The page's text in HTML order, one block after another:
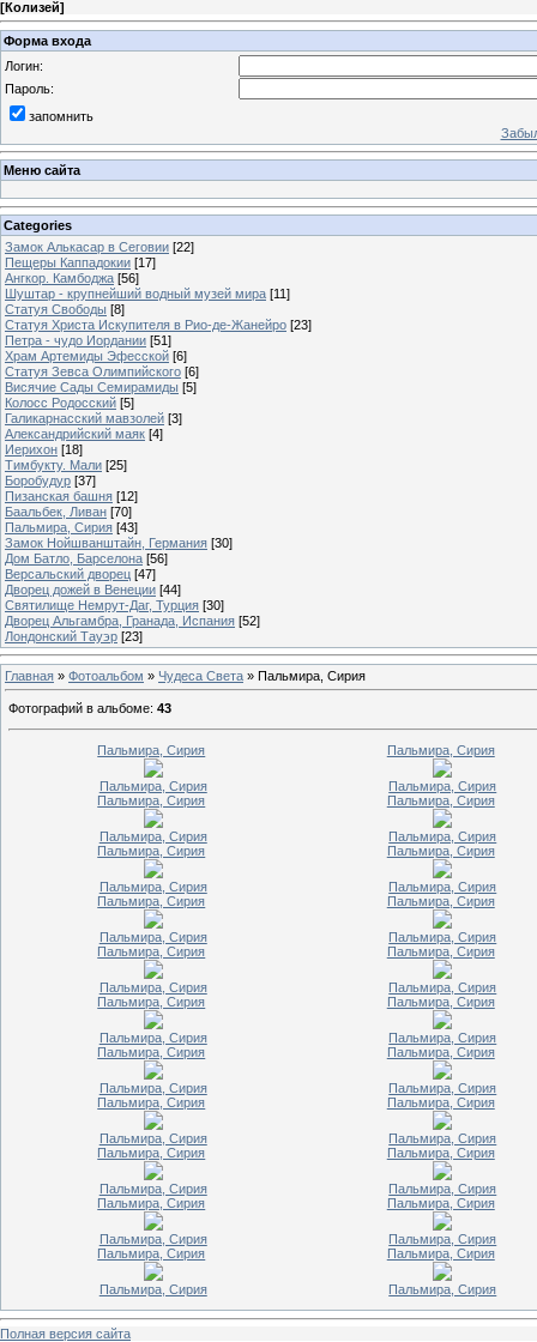
[Колизей]
Форма входа
Логин:
Пароль:
запомнить
Меню сайта
Categories
Замок Алькасар в Сеговии [22]
Пещеры Каппадокии [17]
Ангкор. Камбоджа [56]
Шуштар - крупнейший водный музей мира [11]
Статуя Свободы [8]
Статуя Христа Искупителя в Рио-де-Жанейро [23]
Петра - чудо Иордании [51]
Храм Артемиды Эфесской [6]
Статуя Зевса Олимпийского [6]
Висячие Сады Семирамиды [5]
Колосс Родосский [5]
Галикарнасский мавзолей [3]
Александрийский маяк [4]
Иерихон [18]
Тимбукту. Мали [25]
Боробудур [37]
Пизанская башня [12]
Баальбек, Ливан [70]
Пальмира, Сирия [43]
Замок Нойшванштайн, Германия [30]
Дом Батло, Барселона [56]
Версальский дворец [47]
Дворец дожей в Венеции [44]
Святилище Немрут-Даг, Турция [30]
Дворец Альгамбра, Гранада, Испания [52]
Лондонский Тауэр [23]
Главная » Фотоальбом » Чудеса Света » Пальмира, Сирия
Фотографий в альбоме: 43
Пальмира, Сирия
Пальмира, Сирия
Пальмира, Сирия
Пальмира, Сирия
Пальмира, Сирия
Пальмира, Сирия
Пальмира, Сирия
Пальмира, Сирия
Пальмира, Сирия
Пальмира, Сирия
Пальмира, Сирия
Пальмира, Сирия
Пальмира, Сирия
Пальмира, Сирия
Пальмира, Сирия
Пальмира, Сирия
Пальмира, Сирия
Пальмира, Сирия
Пальмира, Сирия
Пальмира, Сирия
Пальмира, Сирия
Пальмира, Сирия
Пальмира, Сирия
Пальмира, Сирия
Пальмира, Сирия
Пальмира, Сирия
Пальмира, Сирия
Пальмира, Сирия
Пальмира, Сирия
Пальмира, Сирия
Пальмира, Сирия
Пальмира, Сирия
Пальмира, Сирия
Пальмира, Сирия
Пальмира, Сирия
Пальмира, Сирия
Пальмира, Сирия
Пальмира, Сирия
Пальмира, Сирия
Пальмира, Сирия
Пальмира, Сирия
Пальмира, Сирия
Пальмира, Сирия
Пальмира, Сирия
Полная версия сайта